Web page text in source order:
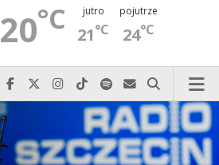
20°C jutro
21°C
pojutrze
24°C
Najlepiej po prostu do nas zadzwoń
Odwiedź nas na Facebook-u
Odwiedź nas na X
Odwiedź nas na Instagram-ie
Odwiedź nas na TikTok-u
Szukaj nas na Spotify
Wyślij do nas
Szukaj